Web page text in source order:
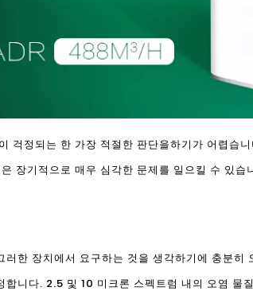
걱정되는 한 가장 적절한 판단을하기가 어렵습
장기적으로 매우 심각한 문제를 일으킬 수 있습
한 장치에서 요구하는 것을 생각하기에 충분히
니다. 2.5 및 10 미크론 스펙트럼 내의 오염 물